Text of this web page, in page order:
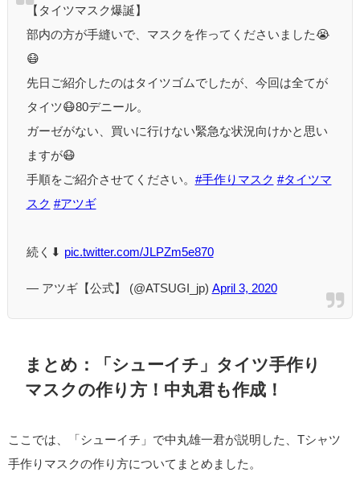
【タイツマスク爆誕】
部内の方が手縫いで、マスクを作ってくださいました😭
😷
先日ご紹介したのはタイツゴムでしたが、今回は全てが
タイツ😷80デニール。
ガーゼがない、買いに行けない緊急な状況向けかと思い
ますが😷
手順をご紹介させてください。 #手作りマスク #タイツマ
スク #アツギ
続く⬇︎ pic.twitter.com/JLPZm5e870
— アツギ【公式】 (@ATSUGI_jp) April 3, 2020
まとめ：「シューイチ」タイツ手作り
マスクの作り方！中丸君も作成！
ここでは、「シューイチ」で中丸雄一君が説明した、Tシャツ
手作りマスクの作り方についてまとめました。